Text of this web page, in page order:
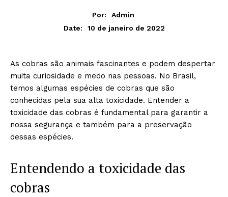
Por:
Admin
Date:
10 de janeiro de 2022
As cobras são animais fascinantes e podem despertar
muita curiosidade e medo nas pessoas. No Brasil,
temos algumas espécies de cobras que são
conhecidas pela sua alta toxicidade. Entender a
toxicidade das cobras é fundamental para garantir a
nossa segurança e também para a preservação
dessas espécies.
Entendendo a toxicidade das
cobras